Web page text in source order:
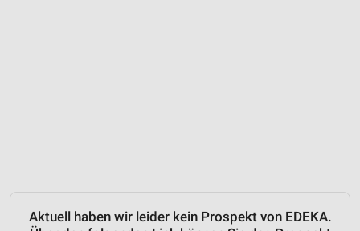
Aktuell haben wir leider kein Prospekt von EDEKA.